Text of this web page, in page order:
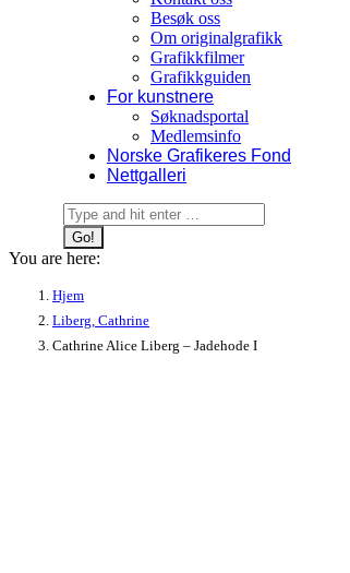
Besøk oss
Om originalgrafikk
Grafikkfilmer
Grafikkguiden
For kunstnere
Søknadsportal
Medlemsinfo
Norske Grafikeres Fond
Nettgalleri
Search:
You are here:
Hjem
Liberg, Cathrine
Cathrine Alice Liberg – Jadehode I